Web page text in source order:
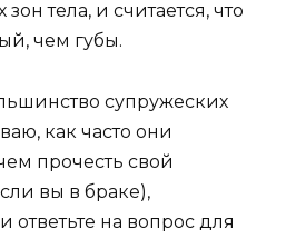
тела, и считается, что
чем губы.
супружеских
как часто они
прочесть свой
вы в браке),
ответьте на вопрос для